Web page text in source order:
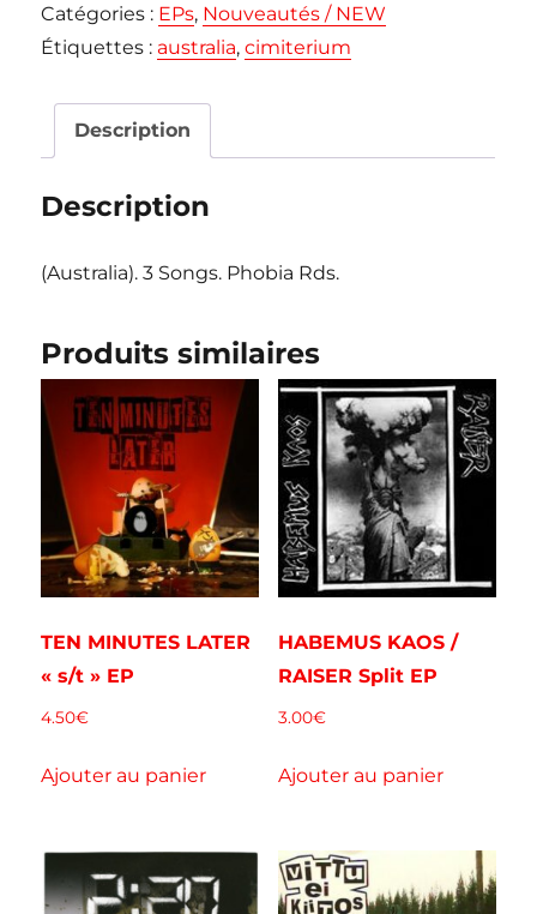
"Somnambulist"
EP
Catégories : EPs, Nouveautés / NEW
Étiquettes : australia,cimiterium
Description
Description
(Australia). 3 Songs. Phobia Rds.
Produits similaires
TEN MINUTES LATER
« s/t » EP
4.50€
Ajouter au panier
HABEMUS KAOS /
RAISER Split EP
3.00€
Ajouter au panier